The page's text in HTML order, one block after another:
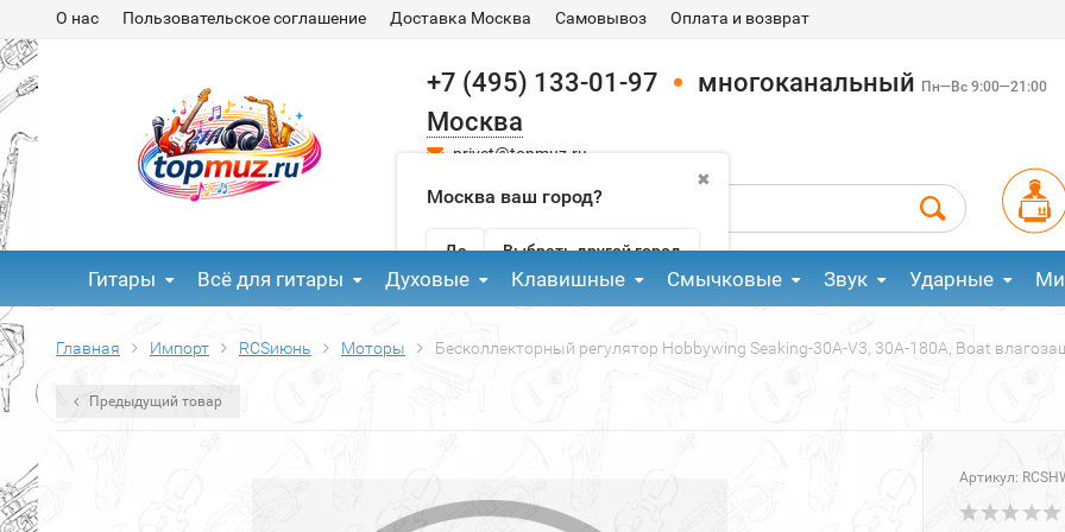
О нас Пользовательское соглашение Доставка Москва Самовывоз Оплата и возврат
+7 (495) 133-01-97 многоканальный Пн—Вс 9:00—21:00
Москва
✖
Москва ваш город?
Да Выбрать другой город
privet@topmuz.ru
Гитары Всё для гитары Духовые Клавишные Смычковые Звук Ударные
Главная Импорт RCSиюнь Моторы Бесколлекторный регулятор Hobbywing Seaking-30A-V3, 30A-180A, Boat
Предыдущий товар
Артикул: